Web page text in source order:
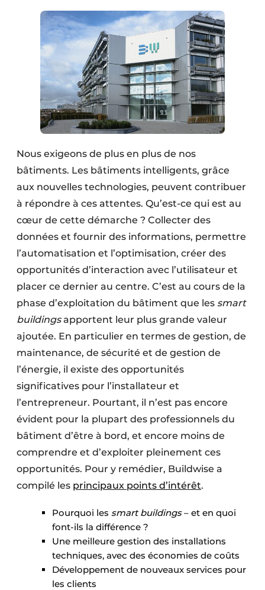
Nous exigeons de plus en plus de nos
bâtiments. Les bâtiments intelligents, grâce
aux nouvelles technologies, peuvent contribuer
à répondre à ces attentes. Qu’est-ce qui est au
cœur de cette démarche ? Collecter des
données et fournir des informations, permettre
l’automatisation et l’optimisation, créer des
opportunités d’interaction avec l’utilisateur et
placer ce dernier au centre. C’est au cours de la
phase d’exploitation du bâtiment que les smart
buildingsapportent leur plus grande valeur
ajoutée. En particulier en termes de gestion, de
maintenance, de sécurité et de gestion de
l’énergie, il existe des opportunités
significatives pour l’installateur et
l’entrepreneur. Pourtant, il n’est pas encore
évident pour la plupart des professionnels du
bâtiment d’être à bord, et encore moins de
comprendre et d’exploiter pleinement ces
opportunités. Pour y remédier, Buildwise a
compilé les principaux points d’intérêt.
Pourquoi les smart buildings– et en quoi
font-ils la différence ?
Une meilleure gestion des installations
techniques, avec des économies de coûts
Développement de nouveaux services pour
les clients